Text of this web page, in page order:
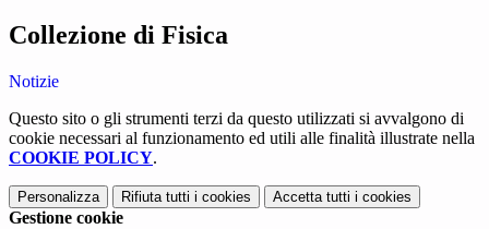
Collezione di Fisica
Notizie
Questo sito o gli strumenti terzi da questo utilizzati si avvalgono di
cookie necessari al funzionamento ed utili alle finalità illustrate nella
COOKIE POLICY.
Personalizza Rifiuta tutti i cookies Accetta tutti i cookies
Gestione cookie